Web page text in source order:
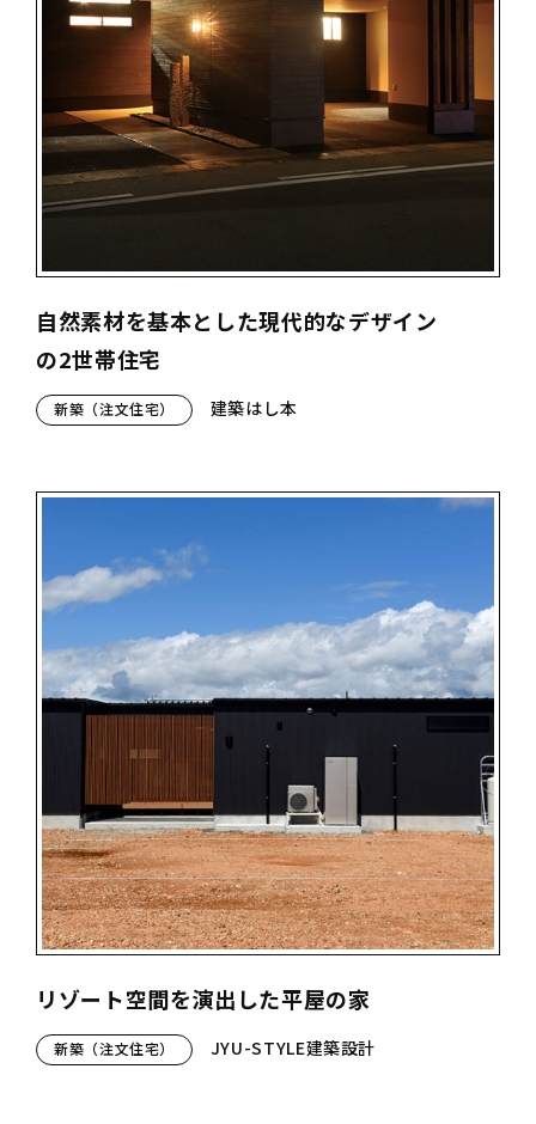
自然素材を基本とした現代的なデザイン
の2世帯住宅
新築（注文住宅） 建築はし本
リゾート空間を演出した平屋の家
新築（注文住宅） JYU-STYLE建築設計